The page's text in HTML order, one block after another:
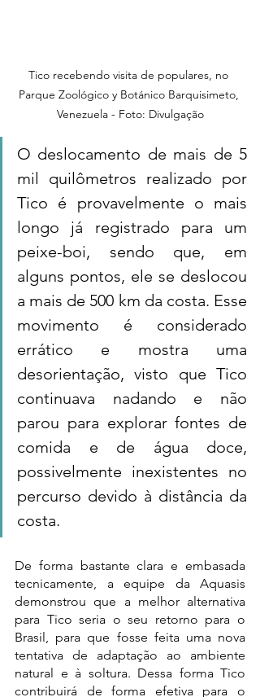
Tico recebendo visita de populares, no
Parque Zoológico y Botánico Barquisimeto,
Venezuela - Foto: Divulgação
O deslocamento de mais de 5
mil quilômetros realizado por
Tico é provavelmente o mais
longo já registrado para um
peixe-boi, sendo que, em
alguns pontos, ele se deslocou
a mais de 500 km da costa. Esse
movimento é considerado
errático e mostra uma
desorientação, visto que Tico
continuava nadando e não
parou para explorar fontes de
comida e de água doce,
possivelmente inexistentes no
percurso devido à distância da
costa.
De forma bastante clara e embasada
tecnicamente, a equipe da Aquasis
demonstrou que a melhor alternativa
para Tico seria o seu retorno para o
Brasil, para que fosse feita uma nova
tentativa de adaptação ao ambiente
natural e à soltura. Dessa forma Tico
contribuirá de forma efetiva para o